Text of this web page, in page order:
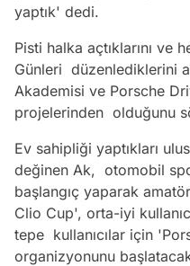
yaptık' dedi.
Pisti halka açtıklarını ve
Günleri düzenlediklerini
Akademisi ve Porsche
projelerinden olduğunu
Ev sahipliği yaptıkları
değinen Ak, otomobil
başlangıç yaparak
Clio Cup', orta-iyi
tepe kullanıcılar için
organizyonunu